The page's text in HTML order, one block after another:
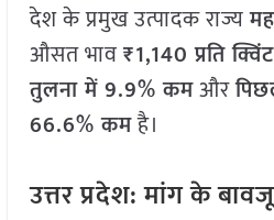
देश के प्रमुख उत्पादक राज्य
औसत भाव₹1,140 प्रति
तुलना में 9.9% कमऔर
66.6% कमहै।
उत्तर प्रदेश: मांग के